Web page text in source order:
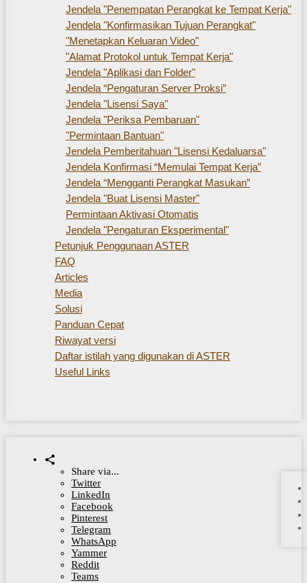
Jendela "Penempatan Perangkat ke Tempat Kerja"
Jendela "Konfirmasikan Tujuan Perangkat"
"Menetapkan Keluaran Video"
"Alamat Protokol untuk Tempat Kerja"
Jendela "Aplikasi dan Folder"
Jendela “Pengaturan Server Proksi”
Jendela "Lisensi Saya"
Jendela "Periksa Pembaruan"
"Permintaan Bantuan"
Jendela Pemberitahuan "Lisensi Kedaluarsa"
Jendela Konfirmasi “Memulai Tempat Kerja”
Jendela “Mengganti Perangkat Masukan”
Jendela "Buat Lisensi Master"
Permintaan Aktivasi Otomatis
Jendela "Pengaturan Eksperimental"
Petunjuk Penggunaan ASTER
FAQ
Articles
Media
Solusi
Panduan Cepat
Riwayat versi
Daftar istilah yang digunakan di ASTER
Useful Links
Share via...
Twitter
LinkedIn
Facebook
Pinterest
Telegram
WhatsApp
Yammer
Reddit
Teams